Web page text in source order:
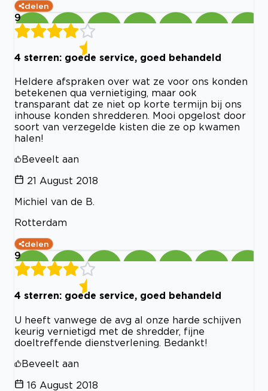
delen
9
4 sterren: goede service, goed behandeld
Heldere afspraken over wat ze voor ons konden
betekenen qua vernietiging, maar ook
transparant dat ze niet op korte termijn bij ons
inhouse konden shredderen. Mooi opgelost door
soort van verzegelde kisten die ze op kwamen
halen!
Beveelt aan
21 August 2018
Michiel van de B.
Rotterdam
delen
9
4 sterren: goede service, goed behandeld
U heeft vanwege de avg al onze harde schijven
keurig vernietigd met de shredder, fijne
doeltreffende dienstverlening. Bedankt!
Beveelt aan
16 August 2018